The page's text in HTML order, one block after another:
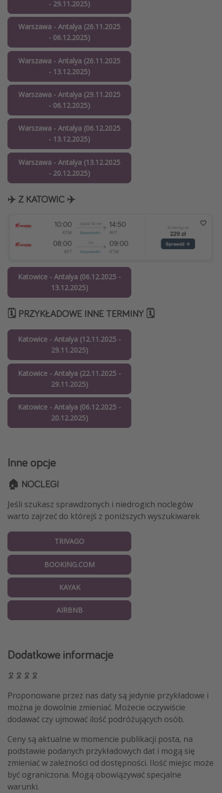
- 29.11.2025)
Warszawa - Antalya (26.11.2025
- 06.12.2025)
Warszawa - Antalya (26.11.2025
- 13.12.2025)
Warszawa - Antalya (29.11.2025
- 06.12.2025)
Warszawa - Antalya (06.12.2025
- 13.12.2025)
Warszawa - Antalya (13.12.2025
- 20.12.2025)
✈️ Z KATOWIC ✈️
Katowice - Antalya (06.12.2025 -
13.12.2025)
🗓️ PRZYKŁADOWE INNE TERMINY 🗓️
Katowice - Antalya (12.11.2025 -
29.11.2025)
Katowice - Antalya (22.11.2025 -
29.11.2025)
Katowice - Antalya (06.12.2025 -
20.12.2025)
Inne opcje
🏠 NOCLEGI
Jeśli szukasz sprawdzonych i niedrogich noclegów
warto zajrzeć do którejś z poniższych wyszukiwarek
TRIVAGO
BOOKING.COM
KAYAK
AIRBNB
Dodatkowe informacje
🦑🦑🦑🦑
Proponowane przez nas daty są jedynie przykładowe i
można je dowolnie zmieniać. Możecie oczywiście
dodawać czy ujmować ilość podróżujących osób.
Ceny są aktualne w momencie publikacji posta, na
podstawie podanych przykładowych dat i mogą się
zmieniać w zależności od dostępności. Ilość miejsc może
być ograniczona. Mogą obowiązywać specjalne
warunki.